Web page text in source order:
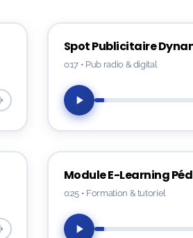
Spot Publicitaire
0:17 • Pub radio & digital
Module E-Learning
0:25 • Formation & tutoriel